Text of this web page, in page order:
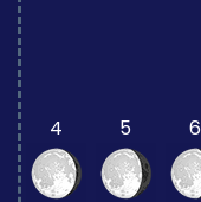
4 5 6